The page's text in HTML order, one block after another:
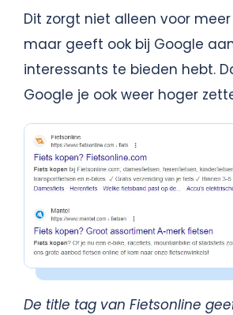
Dit zorgt niet alleen voor meer
maar geeft ook bij Google
interessants te bieden hebt.
Google je ook weer hoger
De title tag van Fietsonline